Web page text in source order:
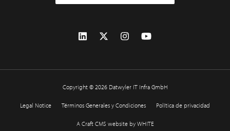
Copyright © 2026 Datwyler IT Infra GmbH
Legal Notice Términos Generales y Condiciones Política de privacidad
A Craft CMS website by WHITE